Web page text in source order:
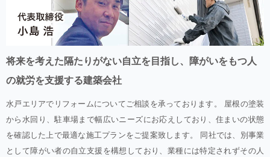
将来を考えた隔たりがない自立を目指し、障がいをもつ人
の就労を支援する建築会社
水戸エリアでリフォームについてご相談を承っております。 屋根の塗装
から水回り、駐車場まで幅広いニーズにお応えしており、住まいの状態
を確認した上で最適な施工プランをご提案致します。 同社では、別事業
として障がい者の自立支援を構想しており、業種には特定されずその人